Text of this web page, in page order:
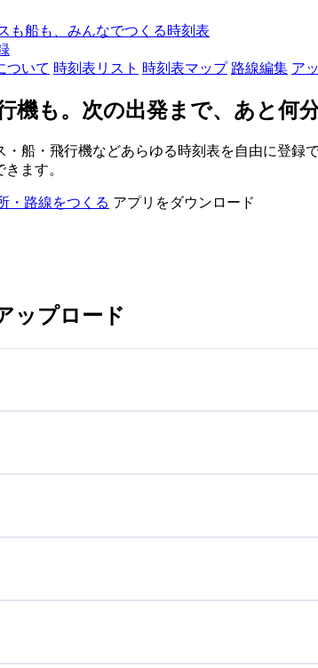
も船も、みんなでつくる時刻表
ついて 時刻表リスト 時刻表マップ 路線編集 ア
機も。次の出発まで、あと何
・船・飛行機などあらゆる時刻表を自由に登録
ます。
・路線をつくる アプリをダウンロード
ップロード